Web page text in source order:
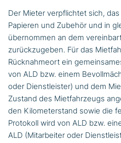
Der Mieter verpflichtet sich,
Papieren und Zubehör und in
übernommen an dem
zurückzugeben. Für das
Rücknahmeort ein
von ALD bzw. einem
oder Dienstleister) und dem
Zustand des Mietfahrzeugs
den Kilometerstand sowie die
Protokoll wird von ALD bzw.
ALD (Mitarbeiter oder